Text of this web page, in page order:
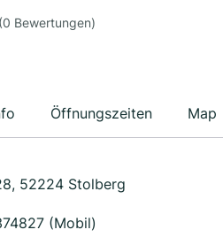
(0 Bewertungen)
Öffnungszeiten Map
52224 Stolberg
(Mobil)